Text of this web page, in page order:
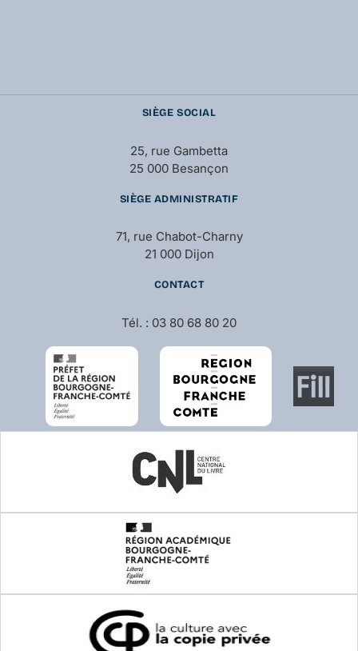
SIÈGE SOCIAL
25, rue Gambetta
25 000 Besançon
SIÈGE ADMINISTRATIF
71, rue Chabot-Charny
21 000 Dijon
CONTACT
Tél. : 03 80 68 80 20